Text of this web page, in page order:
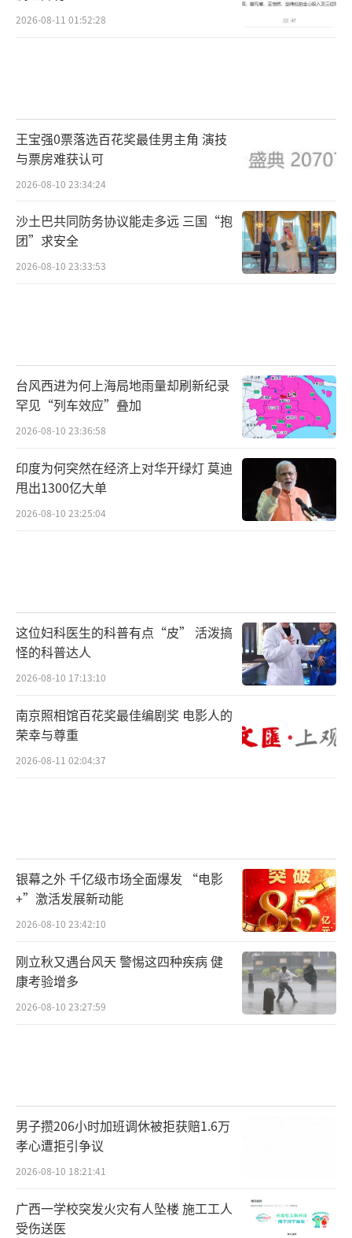
2026-08-11 01:52:28
王宝强0票落选百花奖最佳男主角 演技
与票房难获认可
2026-08-10 23:34:24
沙土巴共同防务协议能走多远 三国“抱
团”求安全
2026-08-10 23:33:53
台风西进为何上海局地雨量却刷新纪录
罕见“列车效应”叠加
2026-08-10 23:36:58
印度为何突然在经济上对华开绿灯 莫迪
甩出1300亿大单
2026-08-10 23:25:04
这位妇科医生的科普有点“皮” 活泼搞
怪的科普达人
2026-08-10 17:13:10
南京照相馆百花奖最佳编剧奖 电影人的
荣幸与尊重
2026-08-11 02:04:37
银幕之外 千亿级市场全面爆发 “电影
+”激活发展新动能
2026-08-10 23:42:10
刚立秋又遇台风天 警惕这四种疾病 健
康考验增多
2026-08-10 23:27:59
男子攒206小时加班调休被拒获赔1.6万
孝心遭拒引争议
2026-08-10 18:21:41
广西一学校突发火灾有人坠楼 施工工人
受伤送医